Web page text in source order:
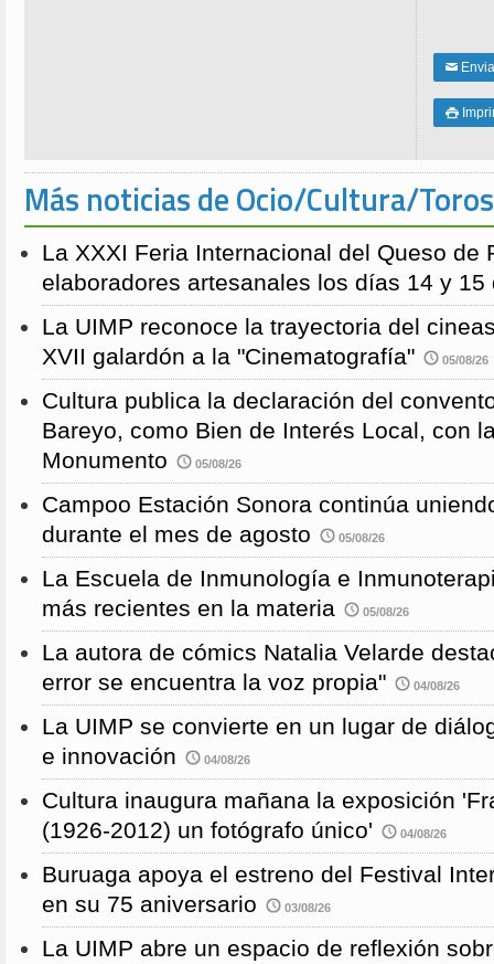
✉

Más noticias de Ocio/Cultura/Toros
La XXXI Feria Internacional del Queso de
elaboradores artesanales los días 14 y 15
La UIMP reconoce la trayectoria del
XVII galardón a la "Cinematografía"
05/08/26
Cultura publica la declaración del
Bareyo, como Bien de Interés Local, con
Monumento
05/08/26
Campoo Estación Sonora continúa
durante el mes de agosto
05/08/26
La Escuela de Inmunología e
más recientes en la materia
05/08/26
La autora de cómics Natalia Velarde
error se encuentra la voz propia"
04/08/26
La UIMP se convierte en un lugar de
e innovación
04/08/26
Cultura inaugura mañana la exposición
(1926-2012) un fotógrafo único'
04/08/26
Buruaga apoya el estreno del Festival
en su 75 aniversario
03/08/26
La UIMP abre un espacio de reflexión